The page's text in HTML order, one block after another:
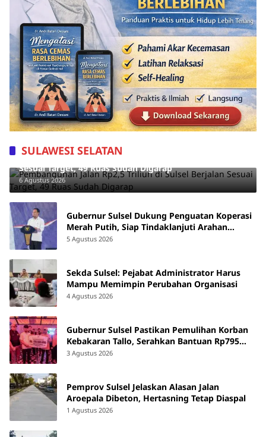
SULAWESI SELATAN
Pembangunan Jalan Rp2,5 Triliun di Sulsel Berjalan
Sesuai Target, 49 Ruas Sudah Digarap
6 Agustus 2026
Gubernur Sulsel Dukung Penguatan Koperasi
Merah Putih, Siap Tindaklanjuti Arahan
Pemerintah Pusat
5 Agustus 2026
Sekda Sulsel: Pejabat Administrator Harus
Mampu Memimpin Perubahan Organisasi
4 Agustus 2026
Gubernur Sulsel Pastikan Pemulihan Korban
Kebakaran Tallo, Serahkan Bantuan Rp795
Juta
3 Agustus 2026
Pemprov Sulsel Jelaskan Alasan Jalan
Aroepala Dibeton, Hertasning Tetap Diaspal
1 Agustus 2026